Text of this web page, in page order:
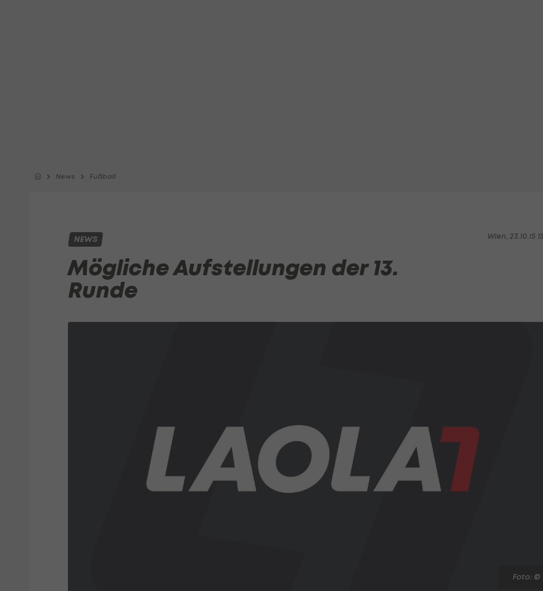
News Fußball
Wien, 23.10.15
NEWS
Mögliche Aufstellungen der 13.
Runde
Foto: ©